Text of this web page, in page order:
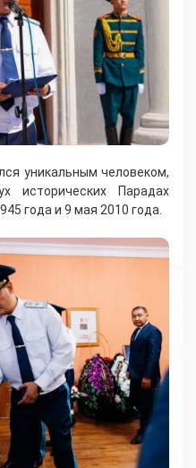
уникальным человеком,
исторических Парадах
года и 9 мая 2010 года.